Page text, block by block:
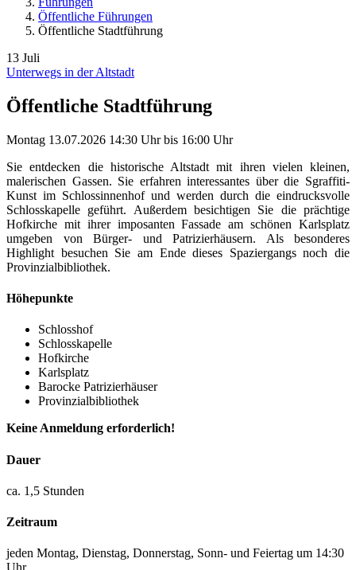
Öffentliche Führungen
Öffentliche Stadtführung
13 Juli
Unterwegs in der Altstadt
Öffentliche Stadtführung
Montag 13.07.2026 14:30 Uhrbis 16:00 Uhr
Sie entdecken die historische Altstadt mit ihren vielen kleinen,
malerischen Gassen. Sie erfahren interessantes über die Sgraffiti-
Kunst im Schlossinnenhof und werden durch die eindrucksvolle
Schlosskapelle geführt. Außerdem besichtigen Sie die prächtige
Hofkirche mit ihrer imposanten Fassade am schönen Karlsplatz
umgeben von Bürger- und Patrizierhäusern. Als besonderes
Highlight besuchen Sie am Ende dieses Spaziergangs noch die
Provinzialbibliothek.
Höhepunkte
Schlosshof
Schlosskapelle
Hofkirche
Karlsplatz
Barocke Patrizierhäuser
Provinzialbibliothek
Keine Anmeldung erforderlich!
Dauer
ca. 1,5 Stunden
Zeitraum
jeden Montag, Dienstag, Donnerstag, Sonn- und Feiertag um 14:30